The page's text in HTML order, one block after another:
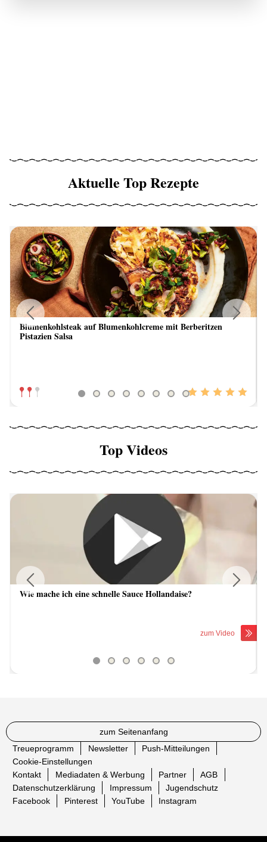
Aktuelle Top Rezepte
Blumenkohlsteak auf Blumenkohlcreme mit Berberitzen
Pistazien Salsa Next
Previous
Top Videos
Wie mache ich eine schnelle Sauce Hollandaise?
zum Video
Previous
zum Seitenanfang
Treueprogramm
Newsletter
Push-Mitteilungen
Cookie-Einstellungen
Kontakt
Mediadaten & Werbung Partner
AGB
Datenschutzerklärung
Impressum
Jugendschutz
Facebook
Pinterest YouTube Instagram